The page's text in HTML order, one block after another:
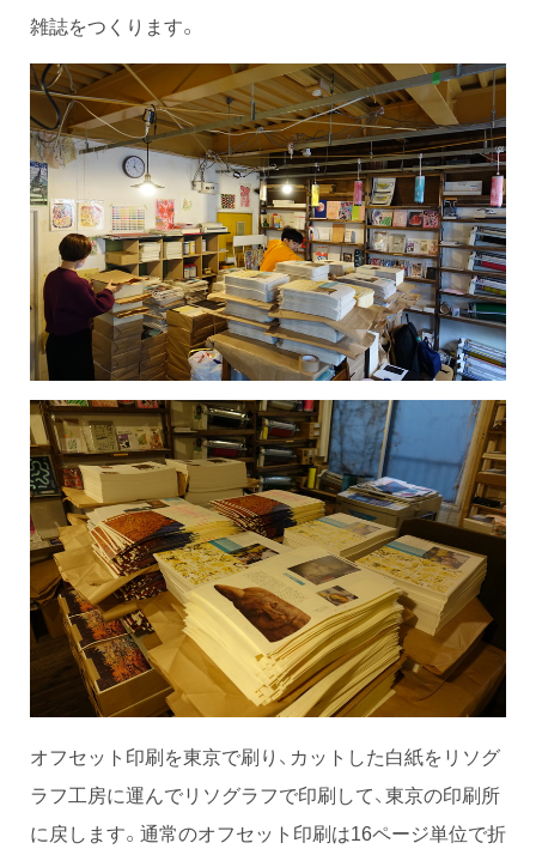
雑誌をつくります。
オフセット印刷を東京で刷り、カットした白紙をリソグ
ラフ工房に運んでリソグラフで印刷して、東京の印刷所
に戻します。通常のオフセット印刷は16ページ単位で折